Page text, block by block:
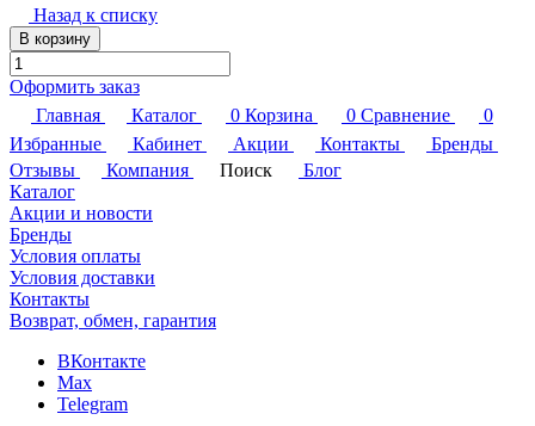
Назад к списку
В корзину
Оформить заказ
Главная
Каталог 0 Корзина 0 Сравнение
0
Избранные
Кабинет Акции Контакты
Бренды
Отзывы
Компания Поиск
Блог
Каталог
Акции и новости
Бренды
Условия оплаты
Условия доставки
Контакты
Возврат, обмен, гарантия
ВКонтакте
Max
Telegram